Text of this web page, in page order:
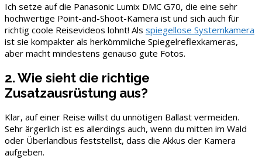
Ich setze auf die Panasonic Lumix DMC G70, die eine sehr
hochwertige Point-and-Shoot-Kamera ist und sich auch für
richtig coole Reisevideos lohnt! Als spiegellose Systemkamera
ist sie kompakter als herkömmliche Spiegelreflexkameras,
aber macht mindestens genauso gute Fotos.
2. Wie sieht die richtige
Zusatzausrüstung aus?
Klar, auf einer Reise willst du unnötigen Ballast vermeiden.
Sehr ärgerlich ist es allerdings auch, wenn du mitten im Wald
oder Überlandbus feststellst, dass die Akkus der Kamera
aufgeben.